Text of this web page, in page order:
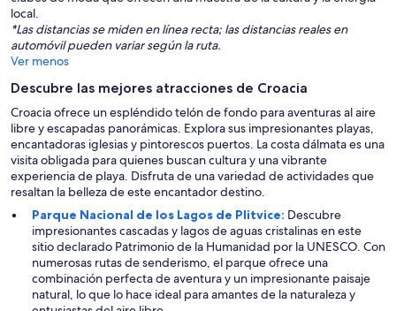
local.
*Las distancias se miden en línea recta; las distancias reales en
automóvil pueden variar según la ruta.
Ver menos
Descubre las mejores atracciones de Croacia
Croacia ofrece un espléndido telón de fondo para aventuras al aire
libre y escapadas panorámicas. Explora sus impresionantes playas,
encantadoras iglesias y pintorescos puertos. La costa dálmata es una
visita obligada para quienes buscan cultura y una vibrante
experiencia de playa. Disfruta de una variedad de actividades que
resaltan la belleza de este encantador destino.
Parque Nacional de los Lagos de Plitvice: Descubre
impresionantes cascadas y lagos de aguas cristalinas en este
sitio declarado Patrimonio de la Humanidad por la UNESCO. Con
numerosas rutas de senderismo, el parque ofrece una
combinación perfecta de aventura y un impresionante paisaje
natural, lo que lo hace ideal para amantes de la naturaleza y